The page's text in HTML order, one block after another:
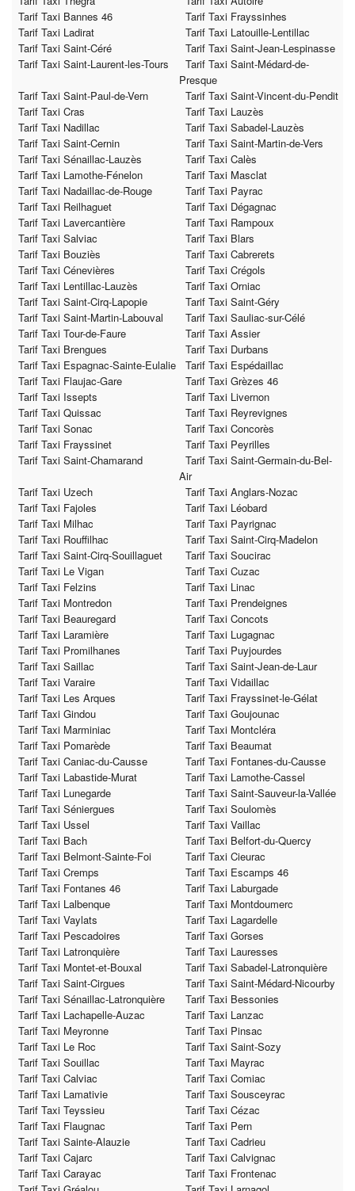
Tarif Taxi Bannes 46
Tarif Taxi Frayssinhes
Tarif Taxi Ladirat
Tarif Taxi Latouille-Lentillac
Tarif Taxi Saint-Céré
Tarif Taxi Saint-Jean-Lespinasse
Tarif Taxi Saint-Laurent-les-Tours
Tarif Taxi Saint-Médard-de-
Presque
Tarif Taxi Saint-Paul-de-Vern
Tarif Taxi Saint-Vincent-du-Pendit
Tarif Taxi Cras
Tarif Taxi Lauzès
Tarif Taxi Nadillac
Tarif Taxi Sabadel-Lauzès
Tarif Taxi Saint-Cernin
Tarif Taxi Saint-Martin-de-Vers
Tarif Taxi Sénaillac-Lauzès
Tarif Taxi Calès
Tarif Taxi Lamothe-Fénelon
Tarif Taxi Masclat
Tarif Taxi Nadaillac-de-Rouge
Tarif Taxi Payrac
Tarif Taxi Reilhaguet
Tarif Taxi Dégagnac
Tarif Taxi Lavercantière
Tarif Taxi Rampoux
Tarif Taxi Salviac
Tarif Taxi Blars
Tarif Taxi Bouziès
Tarif Taxi Cabrerets
Tarif Taxi Cénevières
Tarif Taxi Crégols
Tarif Taxi Lentillac-Lauzès
Tarif Taxi Orniac
Tarif Taxi Saint-Cirq-Lapopie
Tarif Taxi Saint-Géry
Tarif Taxi Saint-Martin-Labouval
Tarif Taxi Sauliac-sur-Célé
Tarif Taxi Tour-de-Faure
Tarif Taxi Assier
Tarif Taxi Brengues
Tarif Taxi Durbans
Tarif Taxi Espagnac-Sainte-Eulalie
Tarif Taxi Espédaillac
Tarif Taxi Flaujac-Gare
Tarif Taxi Grèzes 46
Tarif Taxi Issepts
Tarif Taxi Livernon
Tarif Taxi Quissac
Tarif Taxi Reyrevignes
Tarif Taxi Sonac
Tarif Taxi Concorès
Tarif Taxi Frayssinet
Tarif Taxi Peyrilles
Tarif Taxi Saint-Chamarand
Tarif Taxi Saint-Germain-du-Bel-
Air
Tarif Taxi Uzech
Tarif Taxi Anglars-Nozac
Tarif Taxi Fajoles
Tarif Taxi Léobard
Tarif Taxi Milhac
Tarif Taxi Payrignac
Tarif Taxi Rouffilhac
Tarif Taxi Saint-Cirq-Madelon
Tarif Taxi Saint-Cirq-Souillaguet
Tarif Taxi Soucirac
Tarif Taxi Le Vigan
Tarif Taxi Cuzac
Tarif Taxi Felzins
Tarif Taxi Linac
Tarif Taxi Montredon
Tarif Taxi Prendeignes
Tarif Taxi Beauregard
Tarif Taxi Concots
Tarif Taxi Laramière
Tarif Taxi Lugagnac
Tarif Taxi Promilhanes
Tarif Taxi Puyjourdes
Tarif Taxi Saillac
Tarif Taxi Saint-Jean-de-Laur
Tarif Taxi Varaire
Tarif Taxi Vidaillac
Tarif Taxi Les Arques
Tarif Taxi Frayssinet-le-Gélat
Tarif Taxi Gindou
Tarif Taxi Goujounac
Tarif Taxi Marminiac
Tarif Taxi Montcléra
Tarif Taxi Pomarède
Tarif Taxi Beaumat
Tarif Taxi Caniac-du-Causse
Tarif Taxi Fontanes-du-Causse
Tarif Taxi Labastide-Murat
Tarif Taxi Lamothe-Cassel
Tarif Taxi Lunegarde
Tarif Taxi Saint-Sauveur-la-Vallée
Tarif Taxi Séniergues
Tarif Taxi Soulomès
Tarif Taxi Ussel
Tarif Taxi Vaillac
Tarif Taxi Bach
Tarif Taxi Belfort-du-Quercy
Tarif Taxi Belmont-Sainte-Foi
Tarif Taxi Cieurac
Tarif Taxi Cremps
Tarif Taxi Escamps 46
Tarif Taxi Fontanes 46
Tarif Taxi Laburgade
Tarif Taxi Lalbenque
Tarif Taxi Montdoumerc
Tarif Taxi Vaylats
Tarif Taxi Lagardelle
Tarif Taxi Pescadoires
Tarif Taxi Gorses
Tarif Taxi Latronquière
Tarif Taxi Lauresses
Tarif Taxi Montet-et-Bouxal
Tarif Taxi Sabadel-Latronquière
Tarif Taxi Saint-Cirgues
Tarif Taxi Saint-Médard-Nicourby
Tarif Taxi Sénaillac-Latronquière
Tarif Taxi Bessonies
Tarif Taxi Lachapelle-Auzac
Tarif Taxi Lanzac
Tarif Taxi Meyronne
Tarif Taxi Pinsac
Tarif Taxi Le Roc
Tarif Taxi Saint-Sozy
Tarif Taxi Souillac
Tarif Taxi Mayrac
Tarif Taxi Calviac
Tarif Taxi Comiac
Tarif Taxi Lamativie
Tarif Taxi Sousceyrac
Tarif Taxi Teyssieu
Tarif Taxi Cézac
Tarif Taxi Flaugnac
Tarif Taxi Pern
Tarif Taxi Sainte-Alauzie
Tarif Taxi Cadrieu
Tarif Taxi Cajarc
Tarif Taxi Calvignac
Tarif Taxi Carayac
Tarif Taxi Frontenac